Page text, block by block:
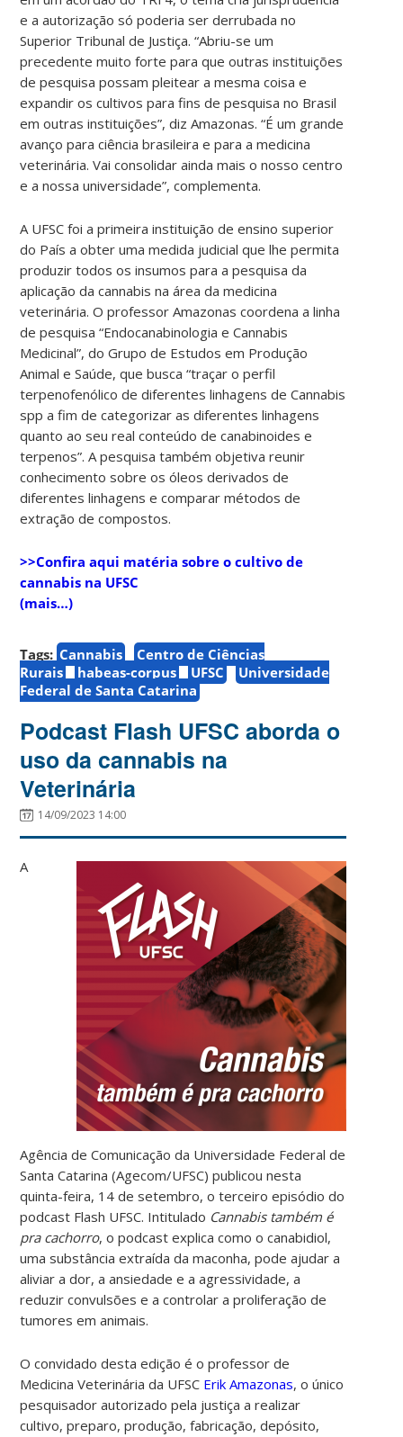
e a autorização só poderia ser derrubada no
Superior Tribunal de Justiça. “Abriu-se um
precedente muito forte para que outras instituições
de pesquisa possam pleitear a mesma coisa e
expandir os cultivos para fins de pesquisa no Brasil
em outras instituições”, diz Amazonas. “É um grande
avanço para ciência brasileira e para a medicina
veterinária. Vai consolidar ainda mais o nosso centro
e a nossa universidade”, complementa.
A UFSC foi a primeira instituição de ensino superior
do País a obter uma medida judicial que lhe permita
produzir todos os insumos para a pesquisa da
aplicação da cannabis na área da medicina
veterinária. O professor Amazonas coordena a linha
de pesquisa “Endocanabinologia e Cannabis
Medicinal”, do Grupo de Estudos em Produção
Animal e Saúde, que busca “traçar o perfil
terpenofenólico de diferentes linhagens de Cannabis
spp a fim de categorizar as diferentes linhagens
quanto ao seu real conteúdo de canabinoides e
terpenos”. A pesquisa também objetiva reunir
conhecimento sobre os óleos derivados de
diferentes linhagens e comparar métodos de
extração de compostos.
>>Confira aqui matéria sobre o cultivo de
cannabis na UFSC
(mais…)
Tags: Cannabis
Centro de Ciências
Rurais
habeas-corpus UFSC
Universidade
Federal de Santa Catarina
Podcast Flash UFSC aborda o
uso da cannabis na
Veterinária
14/09/2023 14:00
A
Agência de Comunicação da Universidade Federal de
Santa Catarina (Agecom/UFSC) publicou nesta
quinta-feira, 14 de setembro, o terceiro episódio do
podcast Flash UFSC. Intitulado Cannabis também é
pra cachorro, o podcast explica como o canabidiol,
uma substância extraída da maconha, pode ajudar a
aliviar a dor, a ansiedade e a agressividade, a
reduzir convulsões e a controlar a proliferação de
tumores em animais.
O convidado desta edição é o professor de
Medicina Veterinária da UFSC Erik Amazonas, o único
pesquisador autorizado pela justiça a realizar
cultivo, preparo, produção, fabricação, depósito,